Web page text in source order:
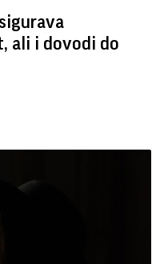
ali i dovodi do